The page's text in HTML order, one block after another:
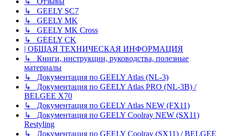
↳ GEELY SC7
↳ GEELY MK
↳ GEELY MK Cross
↳ GEELY CK
| ОБЩАЯ ТЕХНИЧЕСКАЯ ИНФОРМАЦИЯ
↳ Книги, инструкции, руководства, полезные
материалы
↳ Документация по GEELY Atlas (NL-3)
↳ Документация по GEELY Atlas PRO (NL-3B) /
BELGEE X70
↳ Документация по GEELY Atlas NEW (FX11)
↳ Документация по GEELY Coolray NEW (SX11)
Restyling
↳ Документация по GEELY Coolray (SX11) / BELGEE